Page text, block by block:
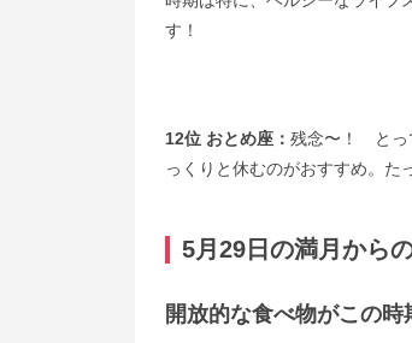
す！
12位 おとめ座： 残念〜！ とっ
っくりと休むのがおすすめ。
5月29日の満月から
開放的な食べ物がこの時